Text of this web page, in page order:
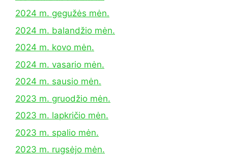
2024 m. gegužės mėn.
2024 m. balandžio mėn.
2024 m. kovo mėn.
2024 m. vasario mėn.
2024 m. sausio mėn.
2023 m. gruodžio mėn.
2023 m. lapkričio mėn.
2023 m. spalio mėn.
2023 m. rugsėjo mėn.